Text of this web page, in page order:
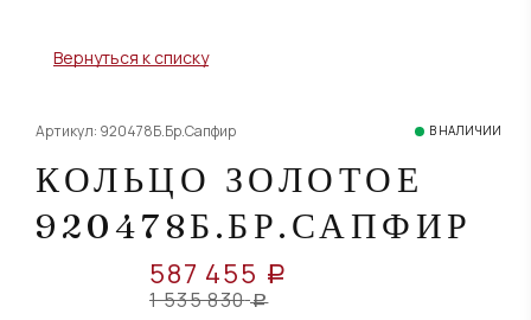
Вернуться к списку
Артикул: 920478Б.Бр.Сапфир В НАЛИЧИИ
КОЛЬЦО ЗОЛОТОЕ
920478Б.БР.САПФИР
587 455 a
1 535 830 a